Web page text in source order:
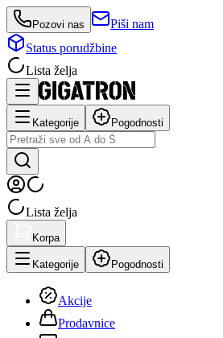
Pozovi nas
Piši nam
Status porudžbine
Lista želja
Kategorije Pogodnosti
Lista želja
Korpa
Kategorije Pogodnosti
Akcije
Prodavnice